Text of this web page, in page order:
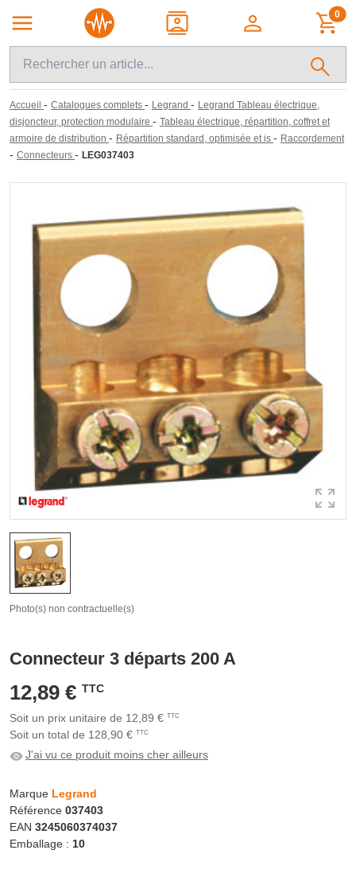
0
Accueil - Catalogues complets - Legrand - Legrand Tableau électrique,
disjoncteur, protection modulaire - Tableau électrique, répartition, coffret et
armoire de distribution - Répartition standard, optimisée et is - Raccordement
- Connecteurs - LEG037403
Photo(s) non contractuelle(s)
Connecteur 3 départs 200 A
12,89 € TTC
Soit un prix unitaire de 12,89 € TTC
Soit un total de 128,90 € TTC
J'ai vu ce produit moins cher ailleurs
Marque Legrand
Référence 037403
EAN 3245060374037
Emballage : 10